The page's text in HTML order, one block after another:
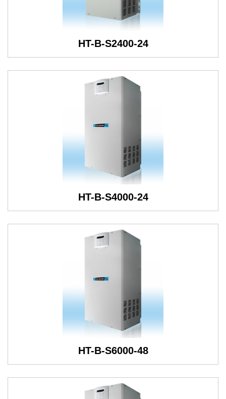
HT-B-S2400-24
HT-B-S4000-24
HT-B-S6000-48